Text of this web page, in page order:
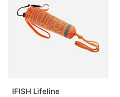
IFISH Lifeline